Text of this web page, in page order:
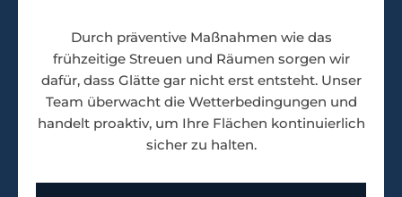
Durch präventive Maßnahmen wie das
frühzeitige Streuen und Räumen sorgen wir
dafür, dass Glätte gar nicht erst entsteht. Unser
Team überwacht die Wetterbedingungen und
handelt proaktiv, um Ihre Flächen kontinuierlich
sicher zu halten.